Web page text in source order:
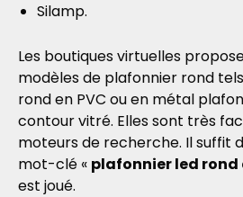
Silamp.
Les boutiques virtuelles
modèles de plafonnier rond
rond en PVC ou en métal
contour vitré. Elles sont très
moteurs de recherche. Il suffit
mot-clé « plafonnier led rond
est joué.